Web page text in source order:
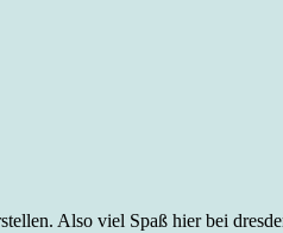
Also viel Spaß hier bei